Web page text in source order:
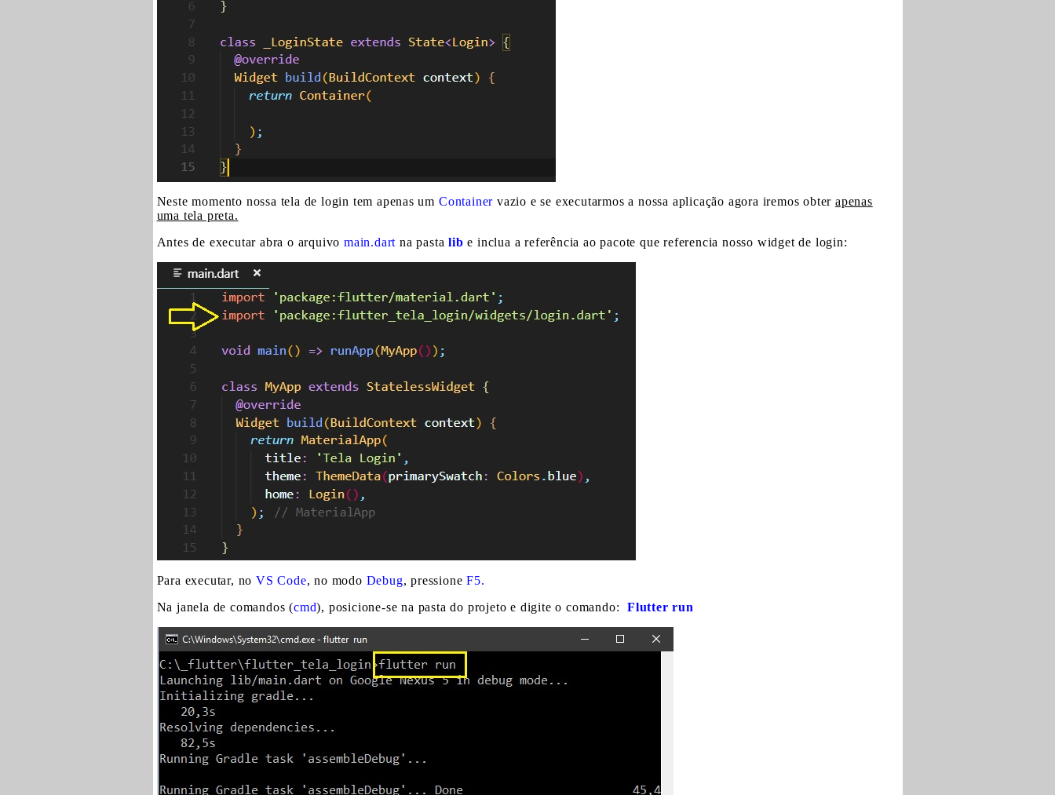
Neste momento nossa tela de login tem apenas um Container vazio e se executarmos a nossa aplicação agora iremos obter apenas
uma tela preta.
Antes de executar abra o arquivo main.dart na pastalib e inclua a referência ao pacote que referencia nosso widget de login:
Para executar, no VS Code, no modo Debug, pressioneF5.
Na janela de comandos (cmd), posicione-se na pasta do projeto e digite o comando: Flutter run